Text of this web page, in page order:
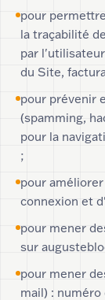
pour
la traçabilité
par
du Site,
pour prévenir
(spamming,
pour la
;
pour
connexion et
pour mener
sur
pour mener
mail) :